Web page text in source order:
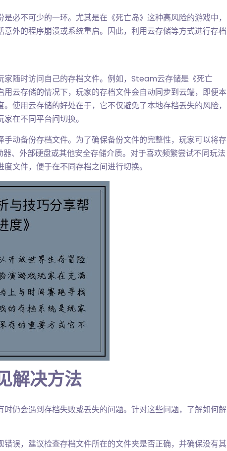
必不可少的一环。尤其是在《死亡岛》这种高风险的游戏中，
外的程序崩溃或系统重启。因此，利用云存储等方式进行存档
家随时访问自己的存档文件。例如，Steam云存储是《死亡
云存储的情况下，玩家的存档文件会自动同步到云端，即便本
使用云存储的好处在于，它不仅避免了本地存档丢失的风险，
在不同平台间切换。
动备份存档文件。为了确保备份文件的完整性，玩家可以将存
、外部硬盘或其他安全存储介质。对于喜欢频繁尝试不同玩法
文件，便于在不同存档之间进行切换。
解决方法
仍会遇到存档失败或丢失的问题。针对这些问题，了解如何解
误，建议检查存档文件所在的文件夹是否正确，并确保没有其